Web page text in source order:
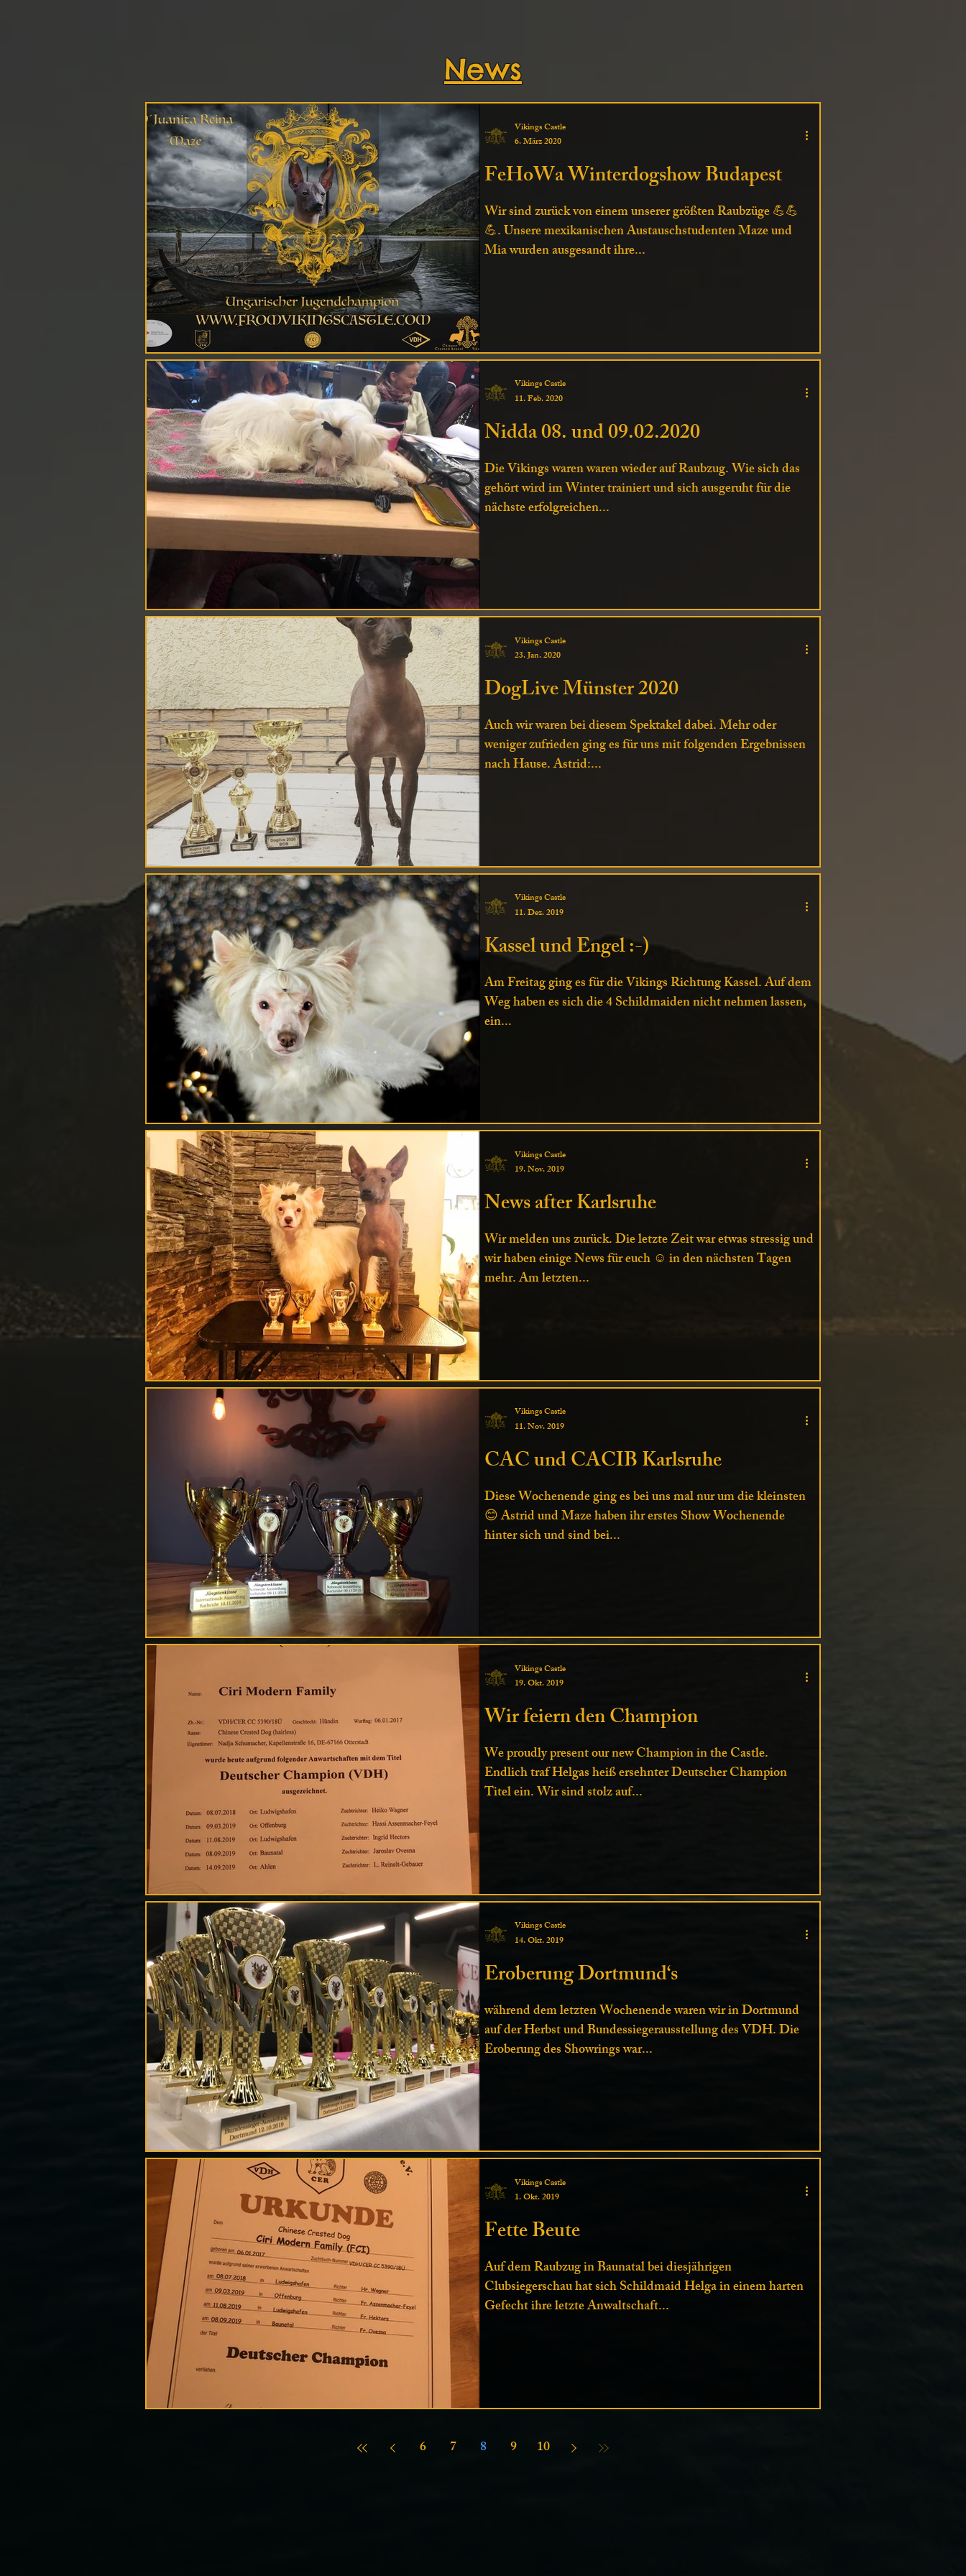
News
FeHoWa Winterdogshow Budapest
Wir sind zurück von einem unserer größten Raubzüge 💪💪
💪. Unsere mexikanischen Austauschstudenten Maze und
Mia wurden ausgesandt ihre...
Vikings Castle
6. März 2020
Nidda 08. und 09.02.2020
Die Vikings waren waren wieder auf Raubzug. Wie sich das
gehört wird im Winter trainiert und sich ausgeruht für die
nächste erfolgreichen...
Vikings Castle
11. Feb. 2020
DogLive Münster 2020
Auch wir waren bei diesem Spektakel dabei. Mehr oder
weniger zufrieden ging es für uns mit folgenden Ergebnissen
nach Hause. Astrid:...
Vikings Castle
23. Jan. 2020
Kassel und Engel :-)
Am Freitag ging es für die Vikings Richtung Kassel. Auf dem
Weg haben es sich die 4 Schildmaiden nicht nehmen lassen,
ein...
Vikings Castle
11. Dez. 2019
News after Karlsruhe
Wir melden uns zurück. Die letzte Zeit war etwas stressig und
wir haben einige News für euch ☺️ in den nächsten Tagen
mehr. Am letzten...
Vikings Castle
19. Nov. 2019
CAC und CACIB Karlsruhe
Diese Wochenende ging es bei uns mal nur um die kleinsten
😊 Astrid und Maze haben ihr erstes Show Wochenende
hinter sich und sind bei...
Vikings Castle
11. Nov. 2019
Wir feiern den Champion
We proudly present our new Champion in the Castle.
Endlich traf Helgas heiß ersehnter Deutscher Champion
Titel ein. Wir sind stolz auf...
Vikings Castle
19. Okt. 2019
Eroberung Dortmund‘s
während dem letzten Wochenende waren wir in Dortmund
auf der Herbst und Bundessiegerausstellung des VDH. Die
Eroberung des Showrings war...
Vikings Castle
14. Okt. 2019
Fette Beute
Auf dem Raubzug in Baunatal bei diesjährigen
Clubsiegerschau hat sich Schildmaid Helga in einem harten
Gefecht ihre letzte Anwaltschaft...
Vikings Castle
1. Okt. 2019
6 7 8 9 10